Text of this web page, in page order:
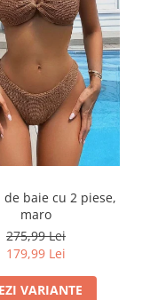
de baie cu 2 piese,
maro
275,99 Lei
179,99 Lei
VARIANTE